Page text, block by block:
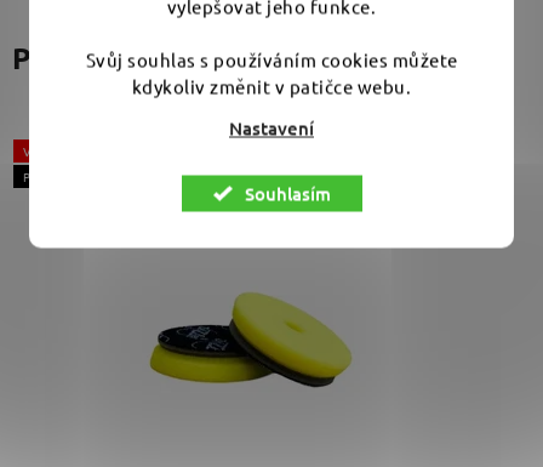
vylepšovat jeho funkce.
Svůj souhlas s používáním cookies můžete
kdykoliv změnit v patičce webu.
Nastavení
Souhlasím
Podobné produkty
VÝPRODEJ
POSLEDNÍ KUSY